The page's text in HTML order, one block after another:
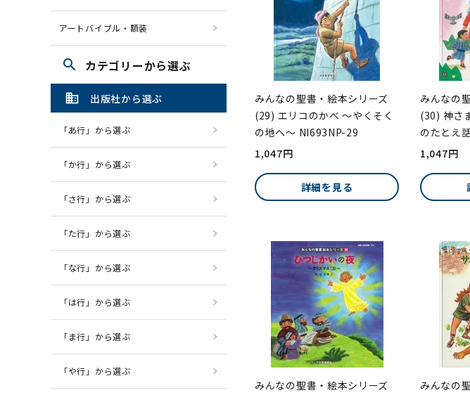
みんなの聖書・絵本シリーズ
(29) エリコのかべ ～やくそく
の地へ～ NI693NP-29
1,047円
詳細を見る
みんなの
(30) 神さ
のたとえ
1,047円
みんなの聖書・絵本シリーズ
みんなの
アートバイブル・額装
search カテゴリーから選ぶ
domain 出版社から選ぶ
「あ行」から選ぶ
「か行」から選ぶ
「さ行」から選ぶ
「た行」から選ぶ
「な行」から選ぶ
「は行」から選ぶ
「ま行」から選ぶ
「や行」から選ぶ